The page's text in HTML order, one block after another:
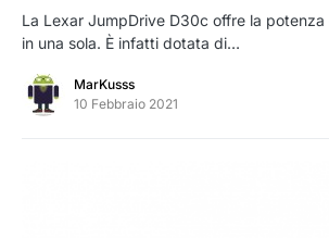
La Lexar JumpDrive D30c offre la
in una sola. È infatti dotata di…
MarKusss
10 Febbraio 2021